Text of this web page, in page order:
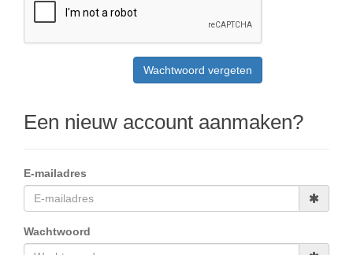
Een nieuw account aanmaken?
E-mailadres
Wachtwoord